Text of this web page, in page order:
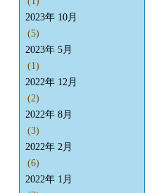
2023年 10月
(5)
2023年 5月
(1)
2022年 12月
(2)
2022年 8月
(3)
2022年 2月
(6)
2022年 1月